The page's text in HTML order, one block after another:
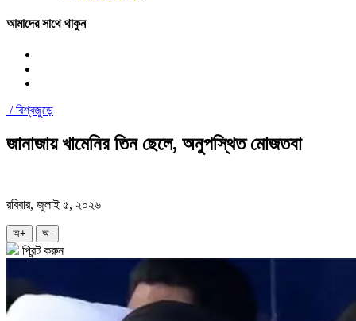
আমাদের সাথে থাকুন
/বিশ্বজুড়ে
জানাজায় খামেনির তিন ছেলে, অনুপস্থিত মোজতবা
রবিবার, জুলাই ৫, ২০২৬
অ+ অ-
প্রিন্ট করুন